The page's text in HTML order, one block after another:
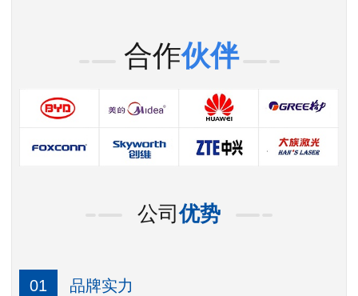
合作伙伴
公司优势
01 品牌实力